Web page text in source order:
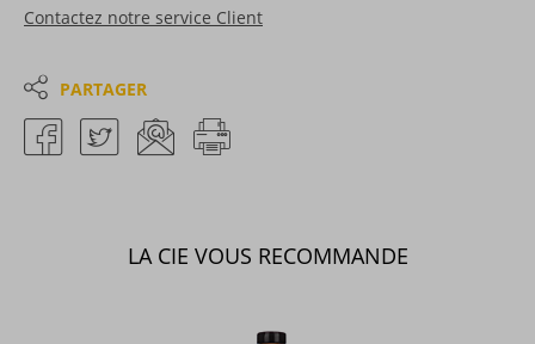
Contactez notre service Client
PARTAGER
LA CIE VOUS RECOMMANDE